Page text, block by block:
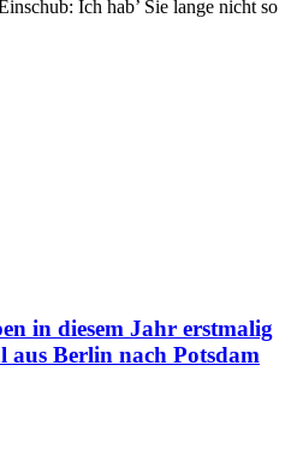
Ich hab’ Sie lange nicht so
in diesem Jahr erstmalig
aus Berlin nach Potsdam